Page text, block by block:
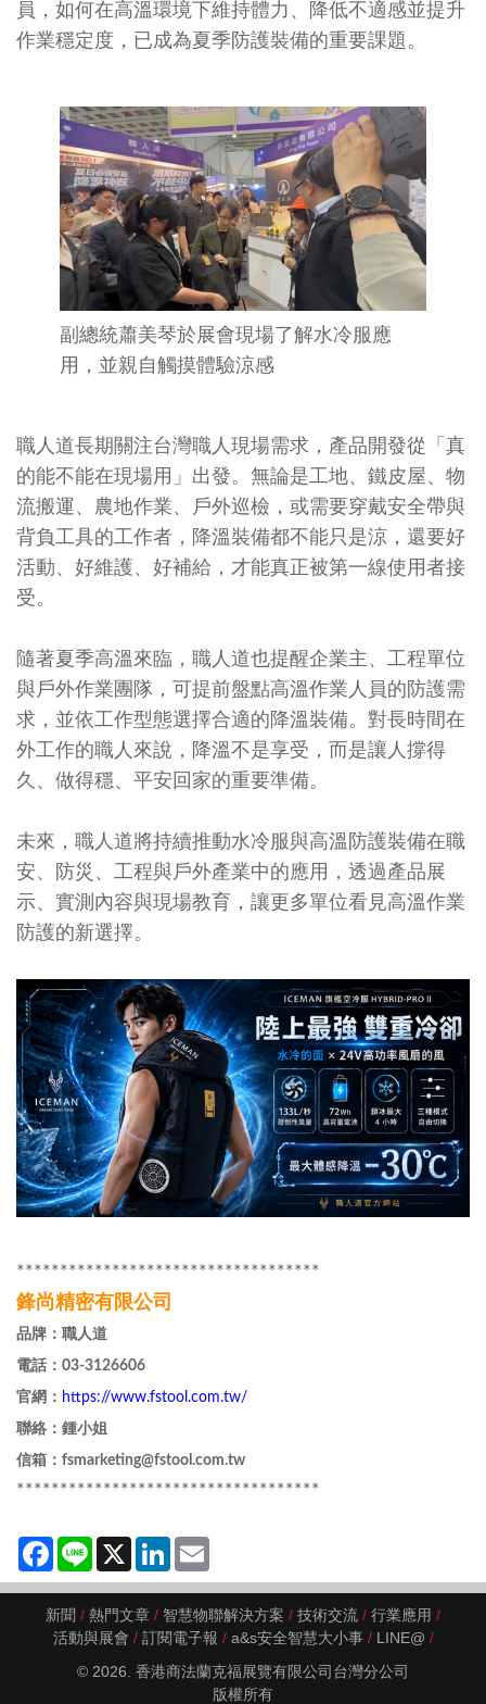
員，如何在高溫環境下維持體力、降低不適感並提升
作業穩定度，已成為夏季防護裝備的重要課題。
副總統蕭美琴於展會現場了解水冷服應
用，並親自觸摸體驗涼感
職人道長期關注台灣職人現場需求，產品開發從「真
的能不能在現場用」出發。無論是工地、鐵皮屋、物
流搬運、農地作業、戶外巡檢，或需要穿戴安全帶與
背負工具的工作者，降溫裝備都不能只是涼，還要好
活動、好維護、好補給，才能真正被第一線使用者接
受。
隨著夏季高溫來臨，職人道也提醒企業主、工程單位
與戶外作業團隊，可提前盤點高溫作業人員的防護需
求，並依工作型態選擇合適的降溫裝備。對長時間在
外工作的職人來說，降溫不是享受，而是讓人撐得
久、做得穩、平安回家的重要準備。
未來，職人道將持續推動水冷服與高溫防護裝備在職
安、防災、工程與戶外產業中的應用，透過產品展
示、實測內容與現場教育，讓更多單位看見高溫作業
防護的新選擇。
***********************************
鋒尚精密有限公司
品牌：職人道
電話：03-3126606
官網： https://www.fstool.com.tw/
聯絡：鍾小姐
信箱：fsmarketing@fstool.com.tw
***********************************
Facebook
Line X LinkedIn
新聞 熱門文章 智慧物聯解決方案 技術交流
行業應用
活動與展會
訂閱電子報 a&s安全智慧大小事
LINE@
© 2026. 香港商法蘭克福展覽有限公司台灣分公司
版權所有